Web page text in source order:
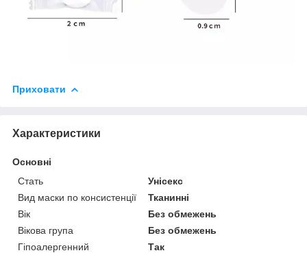
Приховати
Характеристики
Основні
Стать
Унісекс
Вид маски по консистенції
Тканинні
Вік
Без обмежень
Вікова група
Без обмежень
Гіпоалергенний
Так